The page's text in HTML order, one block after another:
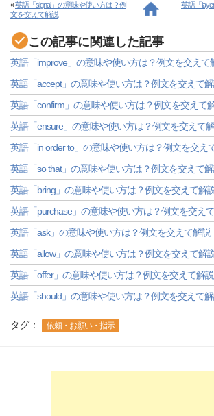
«英語「signal」の意味や使い方は？例
文を交えて解説
英語「
この記事に関連した記事
英語「improve」の意味や使い方は？例文を交えて
英語「accept」の意味や使い方は？例文を交えて
英語「confirm」の意味や使い方は？例文を交えて
英語「ensure」の意味や使い方は？例文を交えて
英語「in order to」の意味や使い方は？例文を交え
英語「so that」の意味や使い方は？例文を交えて
英語「bring」の意味や使い方は？例文を交えて解
英語「purchase」の意味や使い方は？例文を交え
英語「ask」の意味や使い方は？例文を交えて解説
英語「allow」の意味や使い方は？例文を交えて解
英語「offer」の意味や使い方は？例文を交えて解説
英語「should」の意味や使い方は？例文を交えて
タグ： 依頼・お願い・指示